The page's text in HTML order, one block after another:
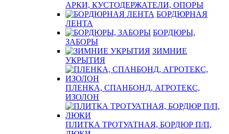
АРКИ, КУСТОДЕРЖАТЕЛИ, ОПОРЫ
БОРДЮРНАЯ
ЛЕНТА
БОРДЮРЫ,
ЗАБОРЫ
ЗИМНИЕ
УКРЫТИЯ
ПЛЕНКА, СПАНБОНД, АГРОТЕКС,
ИЗОЛОН
ПЛИТКА ТРОТУАТНАЯ, БОРДЮР П/П,